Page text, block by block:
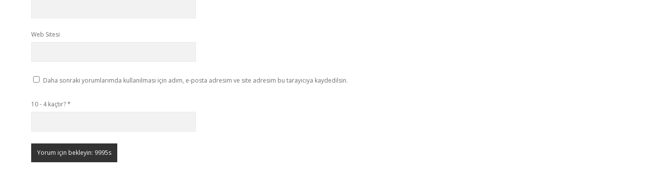
Web Sitesi
Daha sonraki yorumlarımda kullanılması için adım, e-posta adresim ve site adresim bu tarayıcıya kaydedilsin.
10 - 4 kaçtır?*